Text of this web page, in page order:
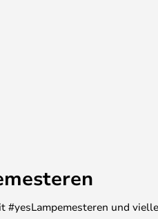
#yesLampemesteren und